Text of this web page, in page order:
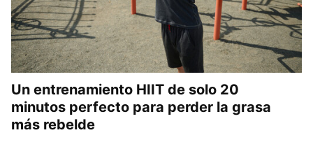
Un entrenamiento HIIT de solo 20
minutos perfecto para perder la grasa
más rebelde